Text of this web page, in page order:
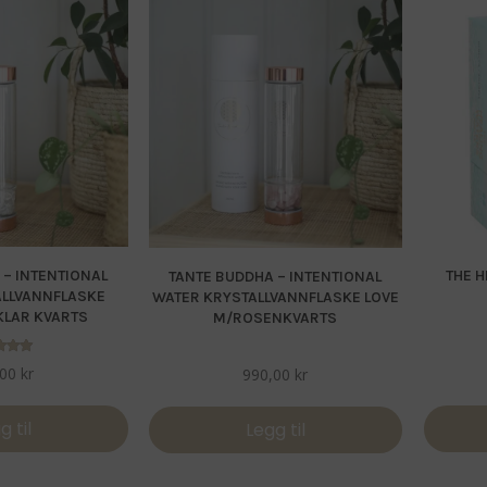
– INTENTIONAL
KVARTS
kr
til
TANTE BUDDHA – INTENTIONAL
WATER KRYSTALLVANNFLASKE LOVE
M/ROSENKVARTS
990,00 kr
Legg til
THE